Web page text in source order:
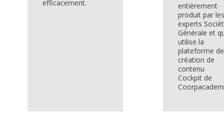
efficacement.
entièrement
produit par les
experts
Générale et
utilise la
plateforme de
création de
contenu
Cockpit de